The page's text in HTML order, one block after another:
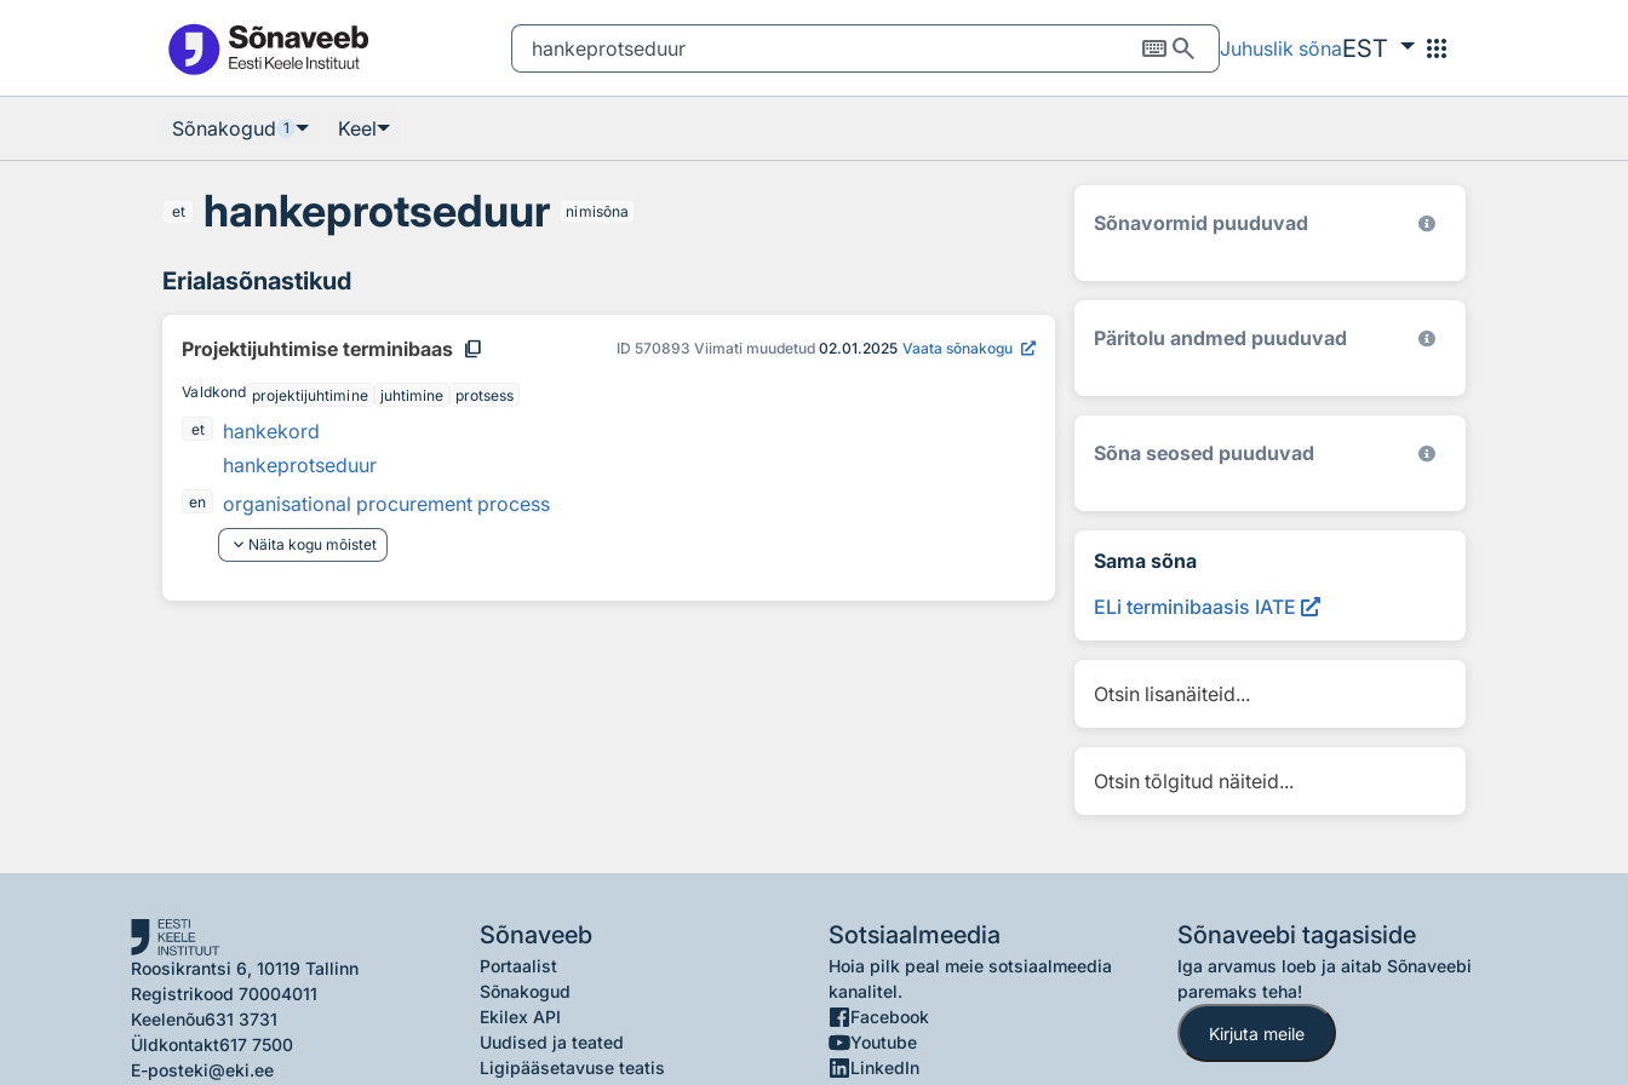
keyboardsearch Juhuslik sõnaEST apps
Sõnakogud 1 Keel
et hankeprotseduur nimisõna
Erialasõnastikud
Projektijuhtimise terminibaas content_copy ID 570893 Viimati muudetud 02.01.2025 Vaata sõnakogu
Valdkond projektijuhtimine juhtimine
protsess
et
hankekord
hankeprotseduur
en
organisational procurement process
keyboard_arrow_down Näita kogu mõistet
Sõnavormid puuduvad
Päritolu andmed puuduvad
Sõna seosed puuduvad
Sama sõna
ELi terminibaasis IATE
Otsin lisanäiteid...
Otsin tõlgitud näiteid...
Roosikrantsi 6, 10119 Tallinn
Registrikood 70004011
Keelenõu631 3731
Üldkontakt617 7500
E-posteki@eki.ee
Sõnaveeb
Portaalist
Sõnakogud
Ekilex API
Uudised ja teated
Ligipääsetavuse teatis
Sotsiaalmeedia
Hoia pilk peal meie sotsiaalmeedia
kanalitel.
Facebook
Youtube
LinkedIn
Sõnaveebi tagasiside
Iga arvamus loeb ja aitab Sõnaveebi
paremaks teha!
Kirjuta meile